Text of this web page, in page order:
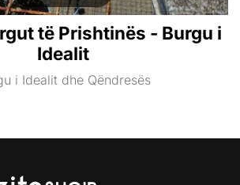
të Prishtinës - Burgu i
Idealit
i Idealit dhe Qëndresës